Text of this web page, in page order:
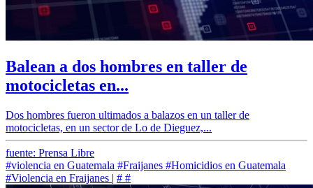
Balean a dos hombres en taller de
motocicletas en...
Dos hombres fueron ultimados a balazos en un taller de
motocicletas, en un sector de Lo de Dieguez,...
fuente: Prensa Libre
#violencia en Guatemala #Fraijanes #Homicidios en Guatemala
#Violencia en Fraijanes | # #